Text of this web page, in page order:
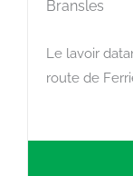
Bransles
Le lavoir
route de